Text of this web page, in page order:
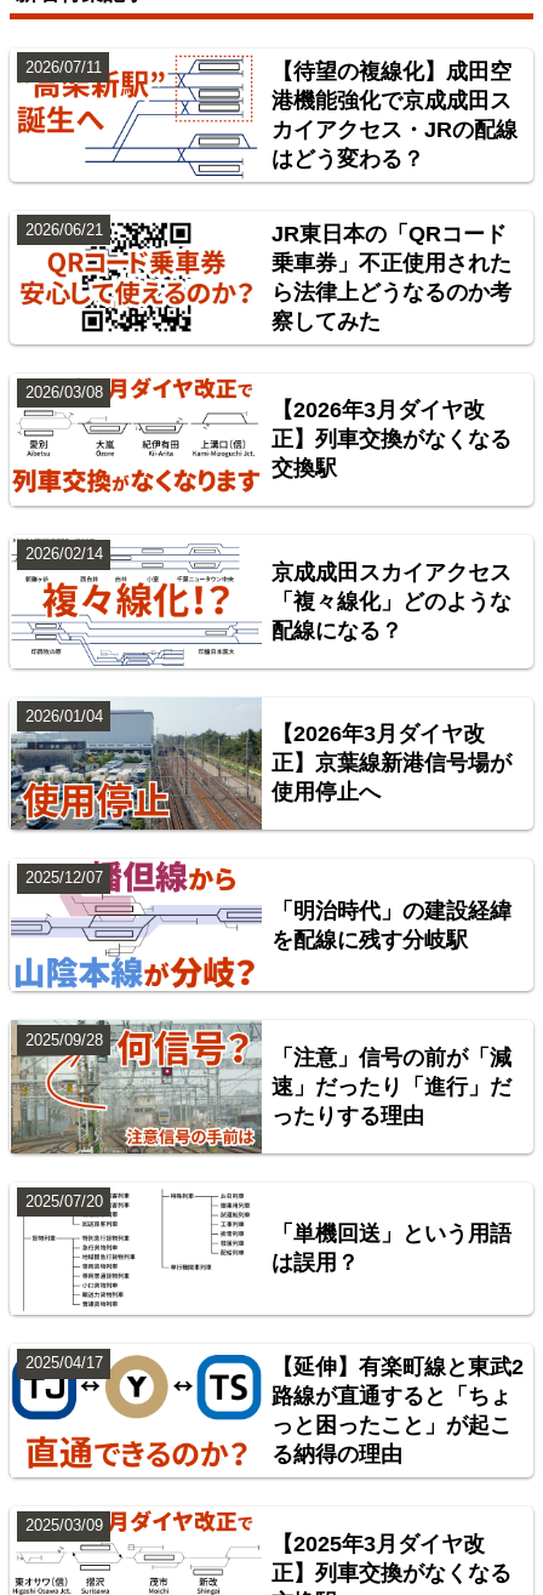
東北地方臨海鉄道配線略図 福島・仙台・秋田・八戸
臨海鉄道
楽天市場 書泉 BOOTH
配線略図で辿る首都圏の回送列車2 特急型車両編
楽天市場 書泉 BOOTH
神奈川臨海鉄道配線略図 増補版
楽天市場 書泉 BOOTH
【待望の複線化】成田空
港機能強化で京成成田ス
カイアクセス・JRの配線
はどう変わる？
2026/07/11
JR東日本の「QRコード
乗車券」不正使用された
ら法律上どうなるのか考
察してみた
2026/06/21
【2026年3月ダイヤ改
正】列車交換がなくなる
交換駅
2026/03/08
京成成田スカイアクセス
「複々線化」どのような
配線になる？
2026/02/14
【2026年3月ダイヤ改
正】京葉線新港信号場が
使用停止へ
2026/01/04
「明治時代」の建設経緯
を配線に残す分岐駅
2025/12/07
「注意」信号の前が「減
速」だったり「進行」だ
ったりする理由
2025/09/28
「単機回送」という用語
は誤用？
2025/07/20
【延伸】有楽町線と東武2
路線が直通すると「ちょ
っと困ったこと」が起こ
る納得の理由
2025/04/17
【2025年3月ダイヤ改
正】列車交換がなくなる
2025/03/09